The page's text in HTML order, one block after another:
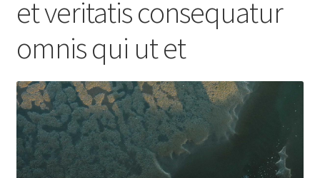
et veritatis consequatur
omnis qui ut et